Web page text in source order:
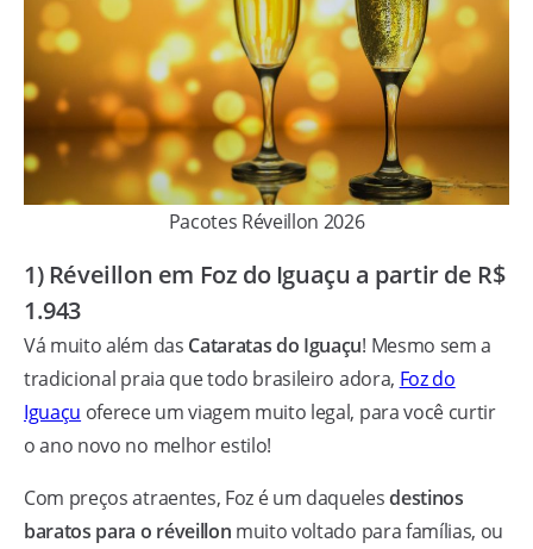
Pacotes Réveillon 2026
1) Réveillon em Foz do Iguaçu a partir de R$
1.943
Vá muito além das Cataratasdo Iguaçu! Mesmo sem a
tradicional praia que todo brasileiro adora, Foz do
Iguaçu oferece um viagem muito legal, para você curtir
o ano novo no melhor estilo!
Com preços atraentes, Foz é um daquelesdestinos
baratos para o réveillon muito voltado para famílias, ou